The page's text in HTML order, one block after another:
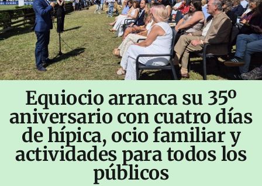
Equiocio arranca su 35º
aniversario con cuatro días
de hípica, ocio familiar y
actividades para todos los
públicos